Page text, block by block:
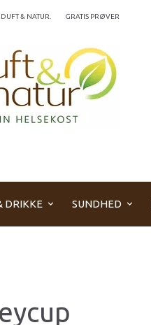
& NATUR. GRATIS PRØVER
DRIKKE SUNDHED